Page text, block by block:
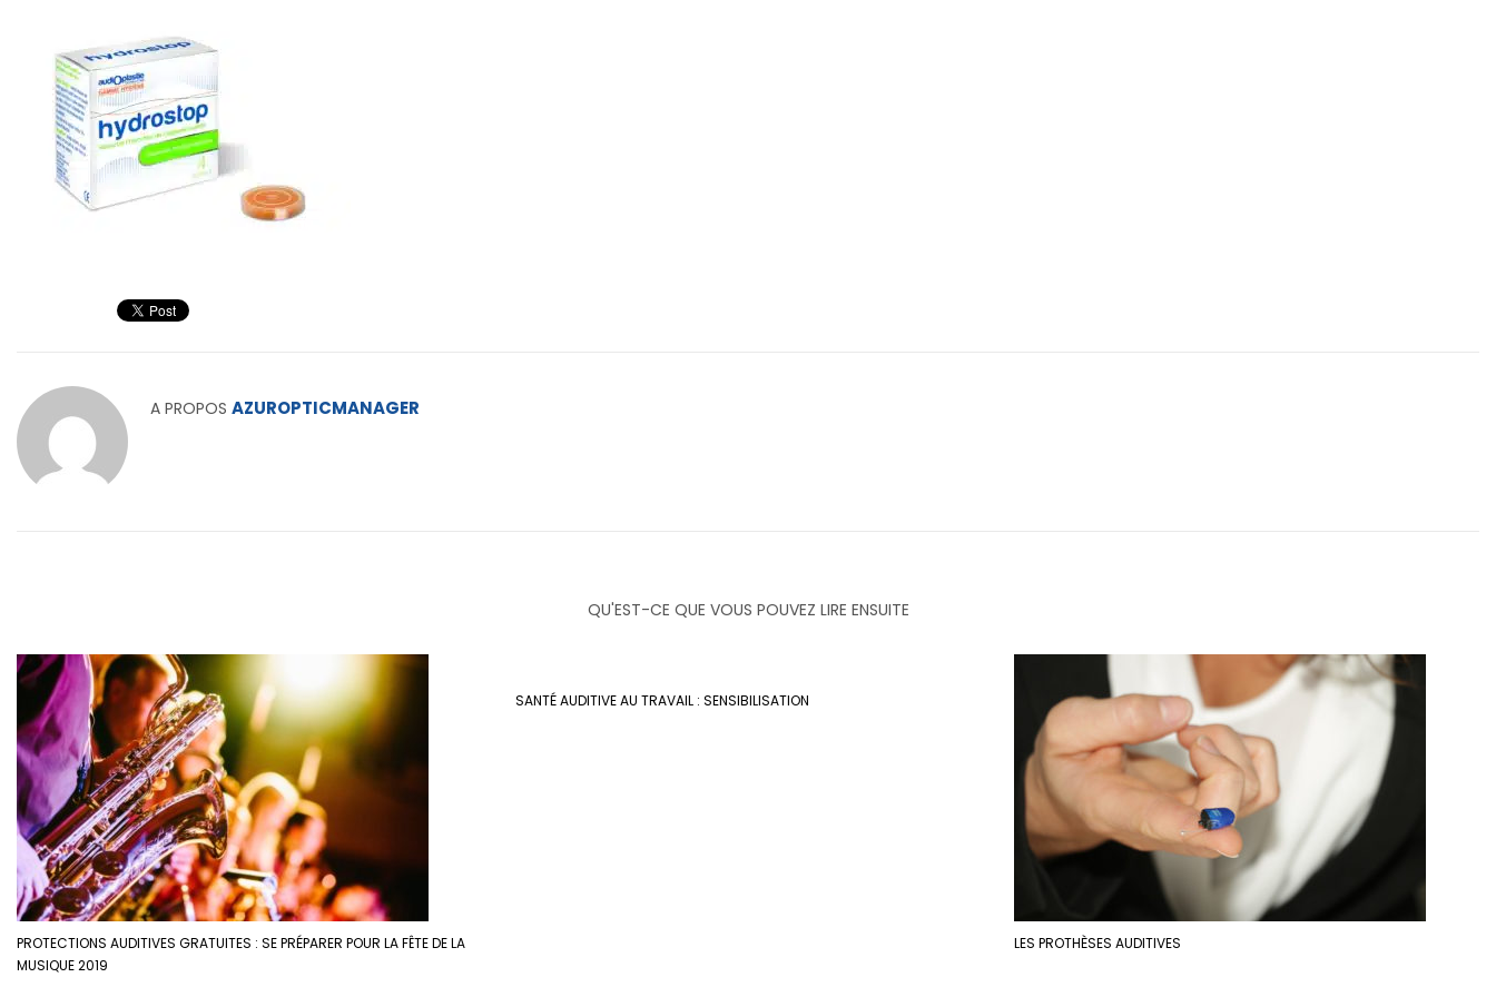
A PROPOS AZUROPTICMANAGER
QU'EST-CE QUE VOUS POUVEZ LIRE ENSUITE
PROTECTIONS AUDITIVES GRATUITES : SE PRÉPARER POUR LA FÊTE DE LA
MUSIQUE 2019
SANTÉ AUDITIVE AU TRAVAIL : SENSIBILISATION
LES PROTHÈSES AUDITIVES